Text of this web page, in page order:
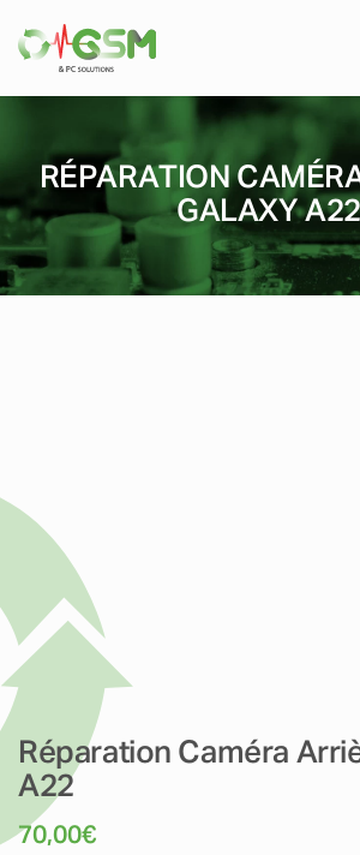
RÉPARATION
GALAXY A22
Réparation Caméra
A22
70,00€